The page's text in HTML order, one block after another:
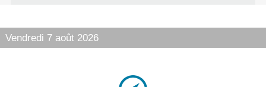
Vendredi 7 août 2026